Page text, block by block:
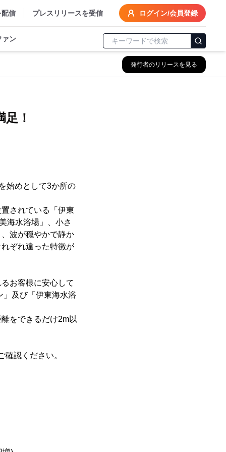
配信 プレスリリースを受信 ログイン/会員登録
ァン
発行者のリリースを見る
！
始めとして3か所の
されている「伊東
海水浴場」、小さ
波が穏やかで静か
ぞれ違った特徴が
お客様に安心して
」及び「伊東海水浴
をできるだけ2m以
確認ください。